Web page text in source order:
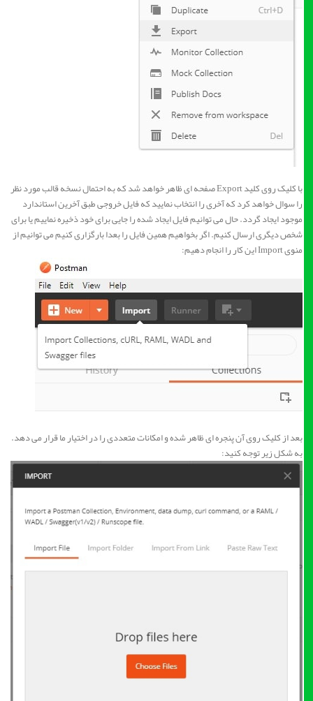
با کلیک روی کلید Export صفحه ای ظاهر خواهد شد که به احتمال نسخه قالب مورد نظر
را سوال خواهد کرد که آخری را انتخاب نمایید که فایل خروجی طبق آخرین استاندارد
موجود ایجاد گردد. حال می توانیم فایل ایجاد شده را جایی برای خود ذخیره نماییم یا برای
شخص دیگری ارسال کنیم. اگر بخواهیم همین فایل را بعدا بارگزاری کنیم می توانیم از
منوی Import این کار را انجام دهیم:
بعد از کلیک روی آن پنجره ای ظاهر شده و امکانات متعددی را در اختیار ما قرار می دهد.
به شکل زیر توجه کنید: